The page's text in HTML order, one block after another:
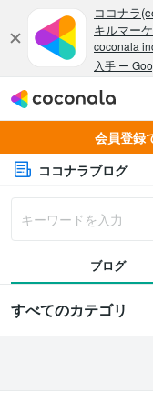
会員登録
ココナラブログ
ブログ
すべてのカテゴリ